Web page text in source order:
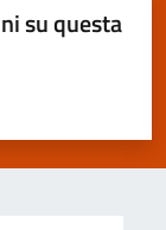
su questa